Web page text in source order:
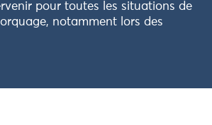
pour toutes les situations de
notamment lors des